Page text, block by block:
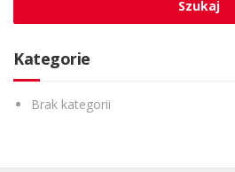
Kategorie
Brak kategorii